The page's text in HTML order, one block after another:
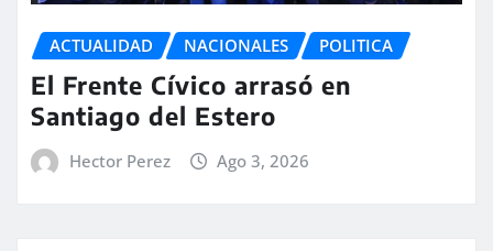
ACTUALIDAD NACIONALES POLITICA
El Frente Cívico arrasó en
Santiago del Estero
Hector Perez Ago 3, 2026